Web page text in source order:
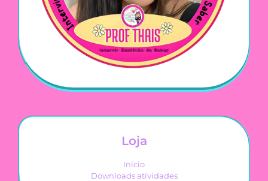
Loja
Início
Downloads atividades